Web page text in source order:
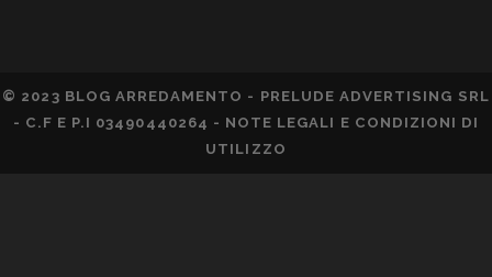
© 2023 BLOG ARREDAMENTO - PRELUDE ADVERTISING SRL
- C.F E P.I 03490440264 - NOTE LEGALI E CONDIZIONI DI
UTILIZZO